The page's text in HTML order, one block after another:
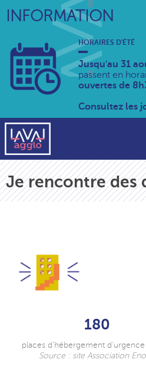
INFORMATION
HORAIRES D'ÉTÉ
Jusqu'au 31
passent en
ouvertes de
Consultez les
Je rencontre des
180
places d'hébergement d'urgence
Source : site Association